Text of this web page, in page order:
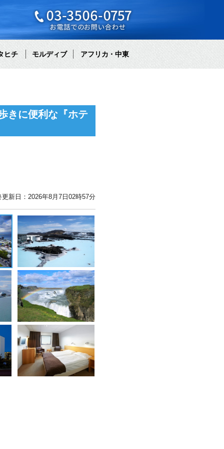
ヒチ モルディブ アフリカ・中東
きに便利な『ホテ
更新日：2026年8月7日02時57分